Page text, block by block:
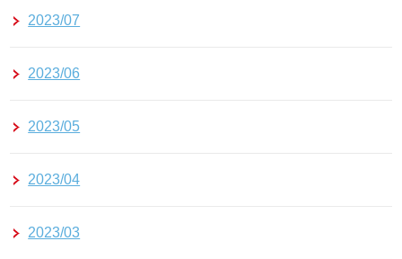
2023/07
2023/06
2023/05
2023/04
2023/03